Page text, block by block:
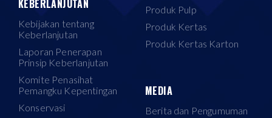
KEBERLANJUTAN
Kebijakan tentang
Keberlanjutan
Laporan Penerapan
Prinsip Keberlanjutan
Komite Penasihat
Pemangku Kepentingan
Konservasi
Produk Pulp
Produk Kertas
Produk Kertas Karton
MEDIA
Berita dan Pengumuman